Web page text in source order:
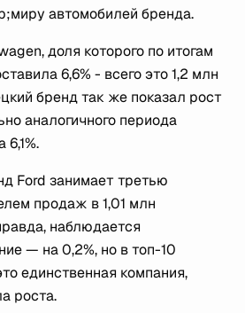
автомобилей бренда.
доля которого по итогам
6,6% - всего это 1,2 млн
бренд так же показал рост
аналогичного периода
Ford занимает третью
продаж в 1,01 млн
наблюдается
— на 0,2%, но в топ-10
единственная компания,
роста.